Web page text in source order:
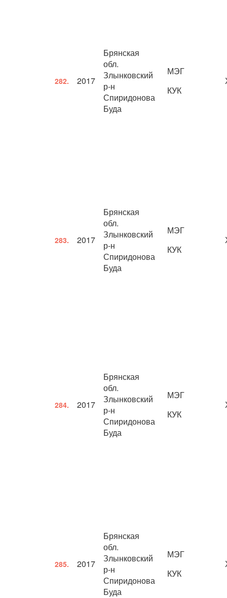
282. 2017
Брянская
обл.
Злынковский
р-н
Спиридонова
Буда
МЭГ
КУК
283. 2017
Брянская
обл.
Злынковский
р-н
Спиридонова
Буда
МЭГ
КУК
284. 2017
Брянская
обл.
Злынковский
р-н
Спиридонова
Буда
МЭГ
КУК
285. 2017
Брянская
обл.
Злынковский
р-н
Спиридонова
Буда
МЭГ
КУК